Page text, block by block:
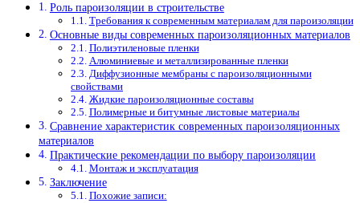
Роль пароизоляции в строительстве
Требования к современным материалам для пароизоляции
Основные виды современных пароизоляционных материалов
Полиэтиленовые пленки
Алюминиевые и металлизированные пленки
Диффузионные мембраны с пароизоляционными
свойствами
Жидкие пароизоляционные составы
Полимерные и битумные листовые материалы
Сравнение характеристик современных пароизоляционных
материалов
Практические рекомендации по выбору пароизоляции
Монтаж и эксплуатация
Заключение
Похожие записи: